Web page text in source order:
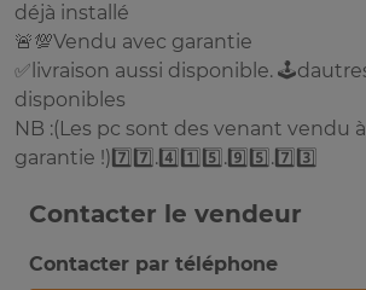
déjà installé
🚨💯Vendu avec garantie
✅livraison aussi disponible.
disponibles
NB :(Les pc sont des venant vendu
garantie !)7️⃣7️⃣.4️⃣1️⃣5️⃣.9️⃣5️⃣.7️⃣3️⃣
Contacter le vendeur
Contacter par téléphone